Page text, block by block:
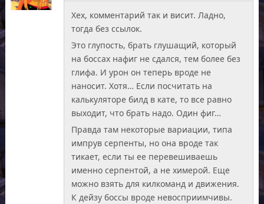
Хех, комментарий так и висит. Ладно,
тогда без ссылок.
Это глупость, брать глушащий, который
на боссах нафиг не сдался, тем более без
глифа. И урон он теперь вроде не
наносит. Хотя… Если посчитать на
калькуляторе билд в кате, то все равно
выходит, что брать надо. Один фиг…
Правда там некоторые вариации, типа
импрув серпенты, но она вроде так
тикает, если ты ее перевешиваешь
именно серпентой, а не химерой. Еще
можно взять для килкоманд и движения.
К дейзу боссы вроде невосприимчивы.